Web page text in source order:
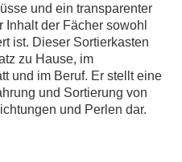
und ein transparenter
Inhalt der Fächer sowohl
ist. Dieser Sortierkasten
zu Hause, im
und im Beruf. Er stellt eine
und Sortierung von
und Perlen dar.